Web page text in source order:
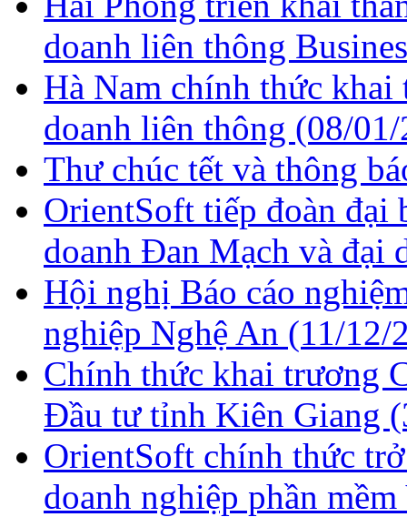
doanh liên thông
Hà Nam chính thức
doanh liên thông (08/
Thư chúc tết và thông
OrientSoft tiếp đoàn
doanh Đan Mạch và
Hội nghị Báo cáo
nghiệp Nghệ An (11/12/
Chính thức khai trương
Đầu tư tỉnh Kiên Giang
OrientSoft chính thức
doanh nghiệp phần